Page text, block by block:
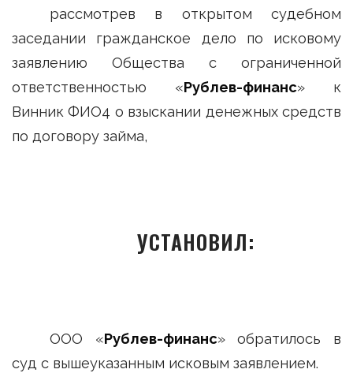
рассмотрев в открытом судебном
заседании гражданское дело по исковому
заявлению Общества с ограниченной
ответственностью «Рублев-финанс» к
Винник ФИО4 о взыскании денежных средств
по договору займа,
УСТАНОВИЛ:
ООО «Рублев-финанс» обратилось в
суд с вышеуказанным исковым заявлением.